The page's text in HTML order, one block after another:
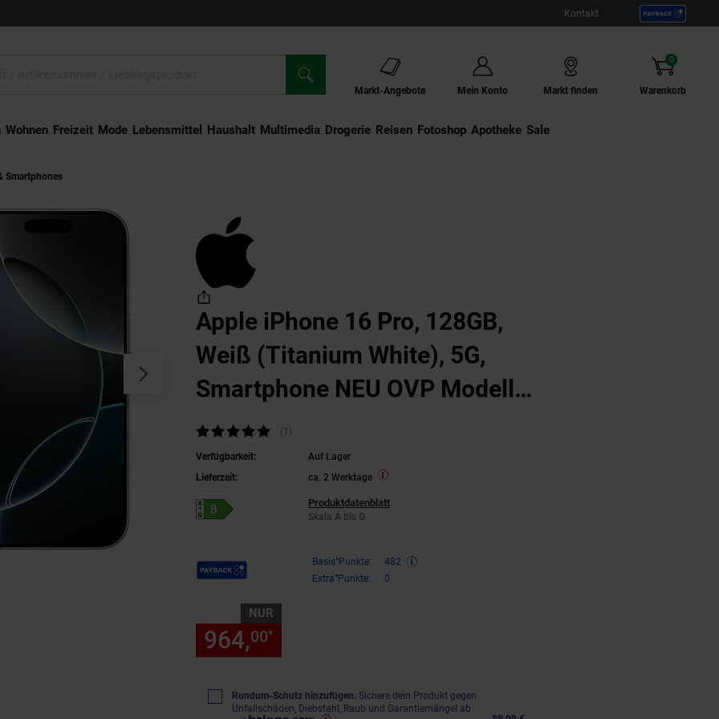
Kontakt
Markt-Angebote Mein Konto Markt finden Warenkorb
0
Artikel
Wohnen Freizeit Mode Lebensmittel Haushalt Multimedia Drogerie Externer Link:
Reisen Externer Link:
Fotoshop Externer Link:
Apotheke Sale
Smartphones
Apple iPhone 16 Pro, 128GB,
Weiß (Titanium White), 5G,
Smartphone NEU OVP Modell
A3083
Kundenbewertung: 5 von 5 Sternen
(1 Kundenbewertungen
)
Verfügbarkeit:
Auf Lager
Lieferzeit:
ca. 2 Werktage
Energieeffizienzklasse B auf Skala A bis G
Produktdatenblatt
Skala A bis G
Payback Punkte Basis°Punkte:
482
Extra°Punkte:
0
NUR
964,00*
Rundum-Schutz hinzufügen. Sichere dein Produkt gegen
Unfallschäden, Diebstahl, Raub und Garantiemängel ab